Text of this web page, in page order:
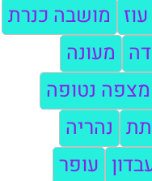
מושבה כנרת
מעונה
מצפה נטופה
נהריה
עופר